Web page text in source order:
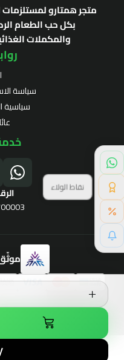
متجر همتارو لمستلزمات
بكل حب الطعام
والمكملات
سياسة
سياسية
الحقوق
نقاط الولاء